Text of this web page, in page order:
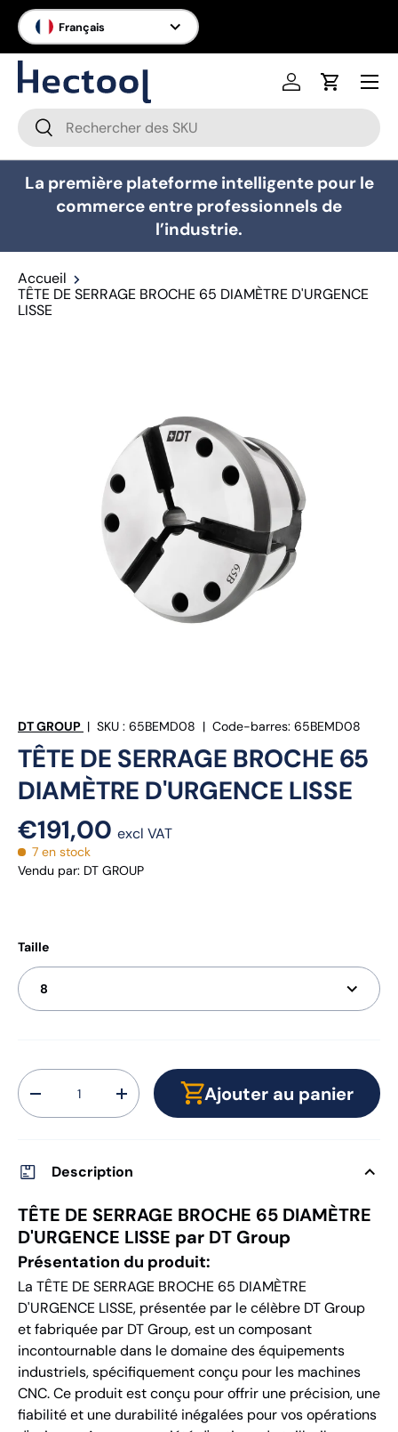
Aller au contenu
Langue
Français
Recherche
Rechercher
Se connecter
Panier
Menu
La première plateforme intelligente pour le
commerce entre professionnels de
l’industrie.
Accueil
TÊTE DE SERRAGE BROCHE 65 DIAMÈTRE D'URGENCE
LISSE
DT GROUP | SKU : 65BEMD08 | Code-barres: 65BEMD08
TÊTE DE SERRAGE BROCHE 65
DIAMÈTRE D'URGENCE LISSE
€191,00 excl VAT
7 en stock
Vendu par: DT GROUP
Taille
8
Qté
-
+ Ajouter au panier
Description
TÊTE DE SERRAGE BROCHE 65 DIAMÈTRE
D'URGENCE LISSE par DT Group
Présentation du produit:
La TÊTE DE SERRAGE BROCHE 65 DIAMÈTRE
D'URGENCE LISSE, présentée par le célèbre DT Group
et fabriquée par DT Group, est un composant
incontournable dans le domaine des équipements
industriels, spécifiquement conçu pour les machines
CNC. Ce produit est conçu pour offrir une précision, une
fiabilité et une durabilité inégalées pour vos opérations